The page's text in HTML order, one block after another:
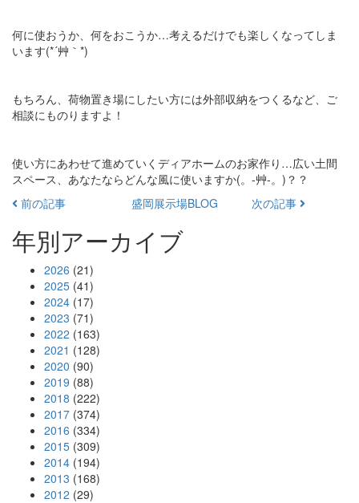
何に使おうか、何をおこうか…考えるだけでも楽しくなってしま
います(*´艸｀*)
もちろん、荷物置き場にしたい方には外部収納をつくるなど、ご
相談にものりますよ！
使い方にあわせて進めていくディアホームのお家作り…広い土間
スペース、あなたならどんな風に使いますか(。-艸-。)？？
前の記事
盛岡展示場BLOG 次の記事
年別アーカイブ
2026 (21)
2025 (41)
2024 (17)
2023 (71)
2022 (163)
2021 (128)
2020 (90)
2019 (88)
2018 (222)
2017 (374)
2016 (334)
2015 (309)
2014 (194)
2013 (168)
2012 (29)